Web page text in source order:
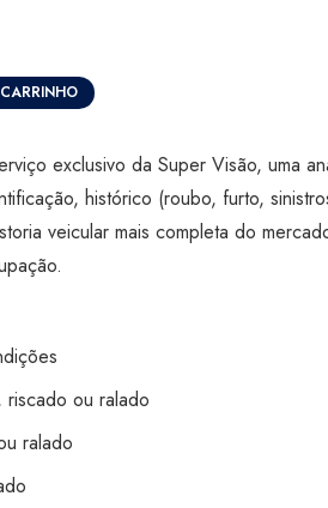
exclusivo da Super Visão, uma
histórico (roubo, furto,
veicular mais completa do
riscado ou ralado
ralado